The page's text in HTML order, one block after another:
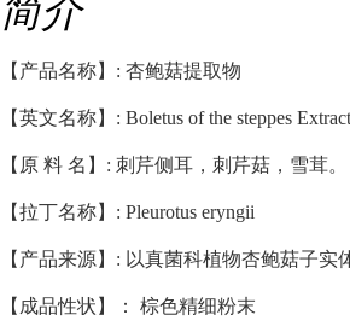
简介
【产品名称】: 杏鲍菇提取物
【英文名称】: Boletus of the steppes Extract
【 原 料 名】: 刺芹侧耳，刺芹菇，雪茸。
【拉丁名称】: Pleurotus eryngii
【 产品来源】: 以真菌科植物杏鲍菇子实
【成品性状】： 棕色精细粉末